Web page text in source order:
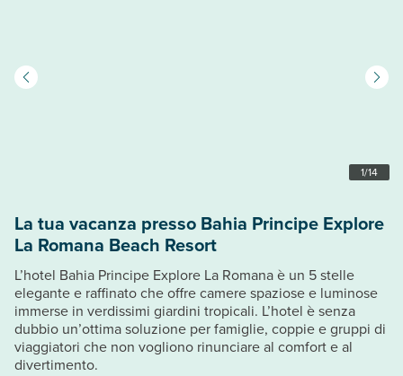
1/14
La tua vacanza presso Bahia Principe Explore
La Romana Beach Resort
L’hotel Bahia Principe Explore La Romana è un 5 stelle
elegante e raffinato che offre camere spaziose e luminose
immerse in verdissimi giardini tropicali. L’hotel è senza
dubbio un’ottima soluzione per famiglie, coppie e gruppi di
viaggiatori che non vogliono rinunciare al comfort e al
divertimento.